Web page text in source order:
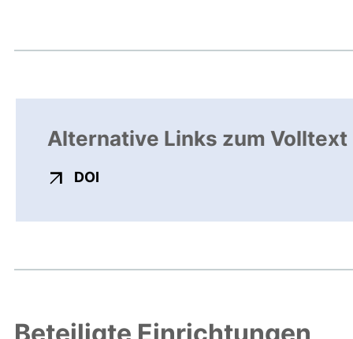
Alternative Links zum Volltext
DOI
Beteiligte Einrichtungen